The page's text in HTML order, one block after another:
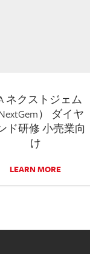
ネクストジェム
NextGem） ダイヤ
ド研修 小売業向
け
LEARN MORE